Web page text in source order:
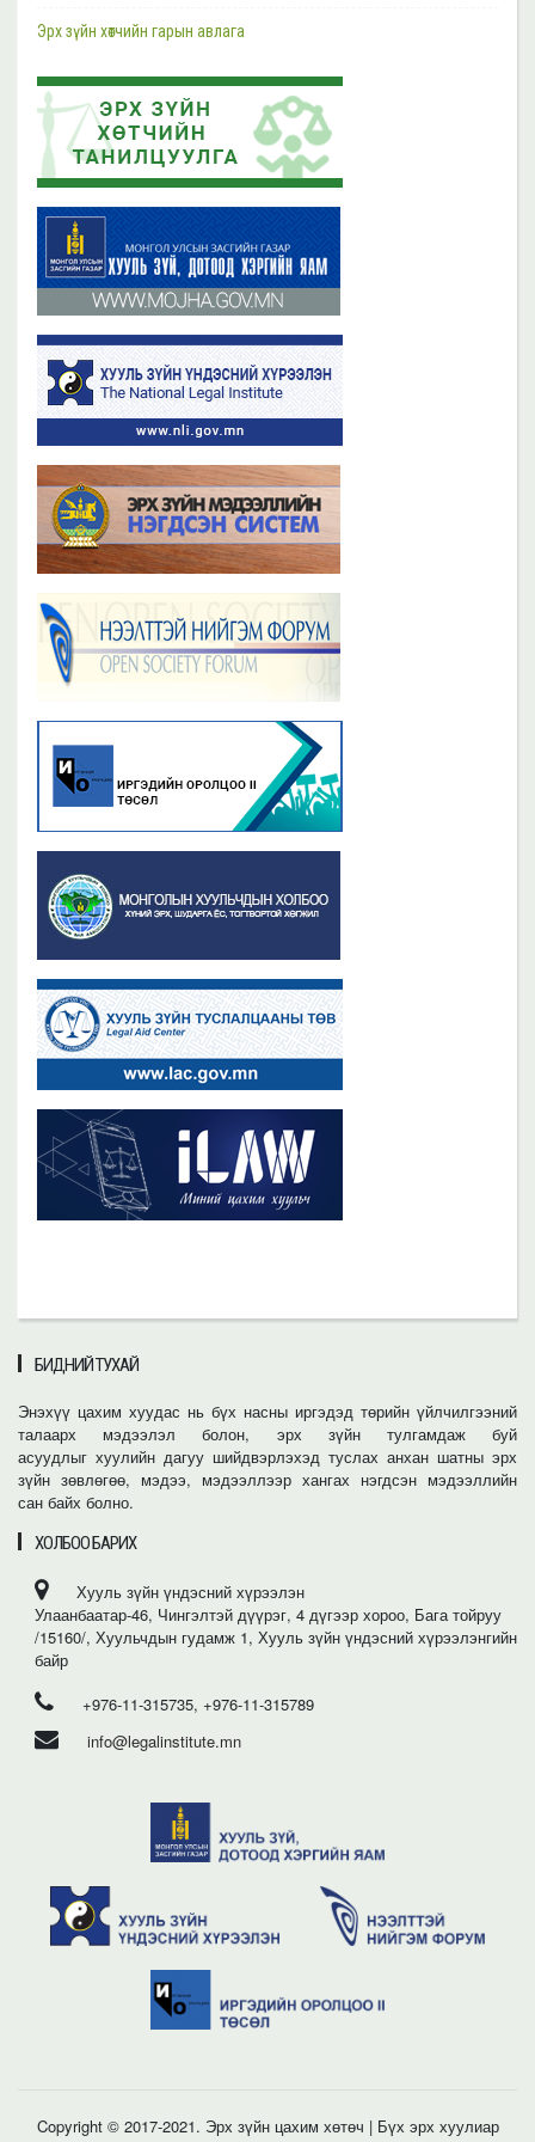
Тусгай илтгэгч Маргарет Саттертуэйтыг хүлээн авч уулзлаа
Эрх зүйн хөтчийн цахим сургалтын платформ /elearn.nli.gov.mn/ -д
байршсан сургалтын жагсаалттай танилцана уу
2023 оны 11 сарын 02
Бүх мэдээ
Эрх зүйн хөтчийн гарын авлага
Эрх зүйн хөтөч бэлтгэх сургалтын хөтөлбөр
2019 оны 06 сарын 21
БИДНИЙ ТУХАЙ
Энэхүү цахим хуудас нь бүх насны иргэдэд төрийн үйлчилгээний
талаарх мэдээлэл болон, эрх зүйн тулгамдаж буй
асуудлыг хуулийн дагуу шийдвэрлэхэд туслах анхан шатны эрх
зүйн зөвлөгөө, мэдээ, мэдээллээр хангах нэгдсэн мэдээллийн
сан байх болно.
ХОЛБОО БАРИХ
Хууль зүйн үндэсний хүрээлэн
Улаанбаатар-46, Чингэлтэй дүүрэг, 4 дүгээр хороо, Бага тойруу
/15160/, Хуульчдын гудамж 1, Хууль зүйн үндэсний хүрээлэнгийн
байр
+976-11-315735, +976-11-315789
info@legalinstitute.mn
Copyright © 2017-2021. Эрх зүйн цахим хөтөч | Бүх эрх хуулиар